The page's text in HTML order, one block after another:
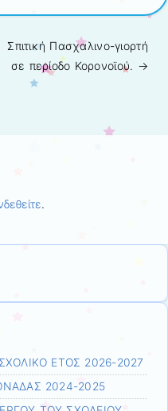
Σπιτική Πασχαλινο-γιορτή
σε περίοδο Κορονοϊού. →
.
ΕΤΟΣ 2026-2027
2024-2025